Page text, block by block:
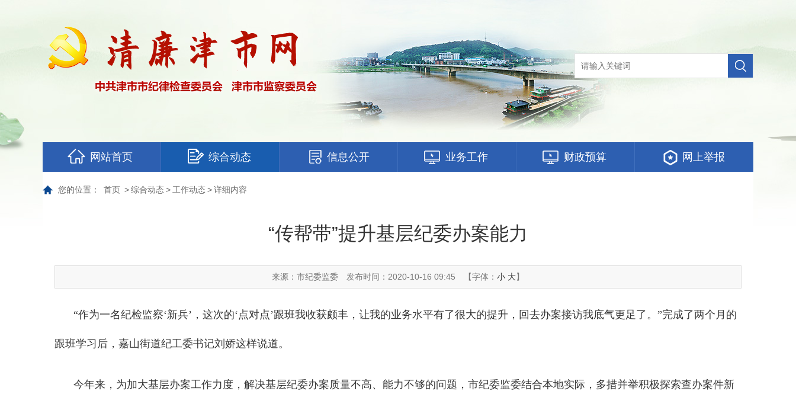
网站首页 综合动态 信息公开 业务工作 财政预算 网上举报
您的位置： 首页 >综合动态> 工作动态>详细内容
“传帮带”提升基层纪委办案能力
来源：市纪委监委 发布时间：2020-10-16 09:45 【字体： 小 大】
“作为一名纪检监察‘新兵’，这次的‘点对点’跟班我收获颇丰，让我的业务水平有了很大的提升，回去办案接访我底气更足了。”完成了两个月的
跟班学习后，嘉山街道纪工委书记刘娇这样说道。
今年来，为加大基层办案工作力度，解决基层纪委办案质量不高、能力不够的问题，市纪委监委结合本地实际，多措并举积极探索查办案件新